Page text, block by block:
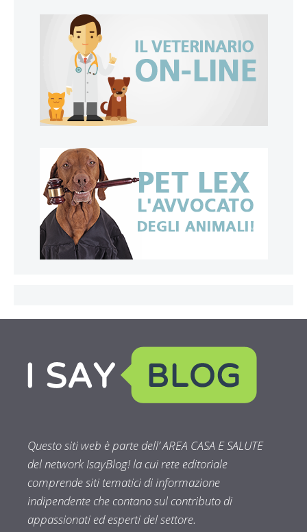
Questo siti web è parte dell’ AREA CASA E SALUTE
del network IsayBlog! la cui rete editoriale
comprende siti tematici di informazione
indipendente che contano sul contributo di
appassionati ed esperti del settore.